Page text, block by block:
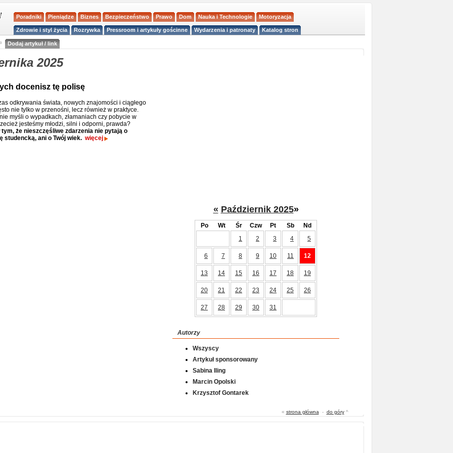
Poradniki Pieniądze Biznes Bezpieczeństwo Prawo Dom Nauka i Technologie Motoryzacja
Zdrowie i styl życia Rozrywka Pressroom i artykuły gościnne Wydarzenia i patronaty Katalog stron
Dodaj artykuł / link
2025
docenisz tę polisę
odkrywania świata, nowych znajomości i ciągłego
nie tylko w przenośni, lecz również w praktyce.
myśli o wypadkach, złamaniach czy pobycie w
jesteśmy młodzi, silni i odporni, prawda?
tym, że nieszczęśliwe zdarzenia nie pytają o
studencką, ani o Twój wiek. więcej
« Październik 2025»
Po Wt Śr Czw Pt Sb
Nd
1
2 3 4 5
6 7 8 9 10 11 12
13 14 15 16 17 18 19
20 21 22 23 24 25 26
27 28 29 30 31
Autorzy
Wszyscy
Artykuł sponsorowany
Sabina Iling
Marcin Opolski
Krzysztof Gontarek
« strona główna - do góry^